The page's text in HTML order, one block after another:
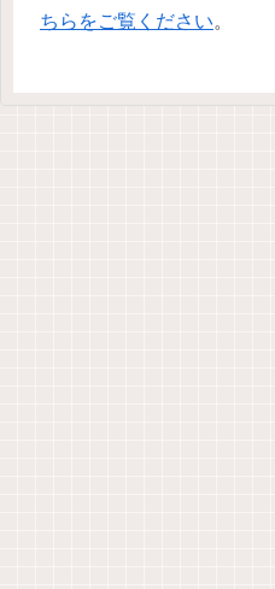
ちらをご覧ください。